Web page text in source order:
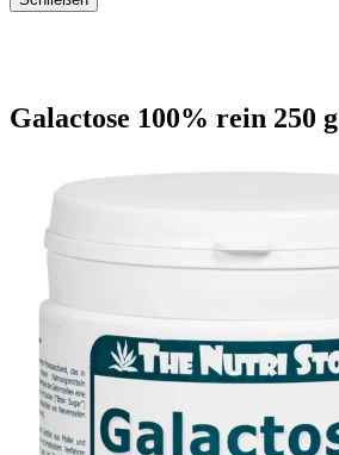
Galactose 100% rein 250 g